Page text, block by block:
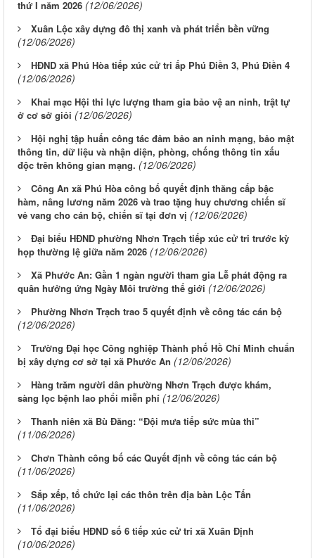
thứ I năm 2026 (12/06/2026)
Xuân Lộc xây dựng đô thị xanh và phát triển bền vững
(12/06/2026)
HĐND xã Phú Hòa tiếp xúc cử tri ấp Phú Điền 3, Phú Điền 4
(12/06/2026)
Khai mạc Hội thi lực lượng tham gia bảo vệ an ninh, trật tự
ở cơ sở giỏi (12/06/2026)
Hội nghị tập huấn công tác đảm bảo an ninh mạng, bảo mật
thông tin, dữ liệu và nhận diện, phòng, chống thông tin xấu
độc trên không gian mạng. (12/06/2026)
Công An xã Phú Hòa công bố quyết định thăng cấp bậc
hàm, nâng lương năm 2026 và trao tặng huy chương chiến sĩ
vẻ vang cho cán bộ, chiến sĩ tại đơn vị (12/06/2026)
Đại biểu HĐND phường Nhơn Trạch tiếp xúc cử tri trước kỳ
họp thường lệ giữa năm 2026 (12/06/2026)
Xã Phước An: Gần 1 ngàn người tham gia Lễ phát động ra
quân hưởng ứng Ngày Môi trường thế giới (12/06/2026)
Phường Nhơn Trạch trao 5 quyết định về công tác cán bộ
(12/06/2026)
Trường Đại học Công nghiệp Thành phố Hồ Chí Minh chuẩn
bị xây dựng cơ sở tại xã Phước An (12/06/2026)
Hàng trăm người dân phường Nhơn Trạch được khám,
sàng lọc bệnh lao phổi miễn phí (12/06/2026)
Thanh niên xã Bù Đăng: “Đội mưa tiếp sức mùa thi”
(11/06/2026)
Chơn Thành công bố các Quyết định về công tác cán bộ
(11/06/2026)
Sắp xếp, tổ chức lại các thôn trên địa bàn Lộc Tấn
(11/06/2026)
Tổ đại biểu HĐND số 6 tiếp xúc cử tri xã Xuân Định
(10/06/2026)